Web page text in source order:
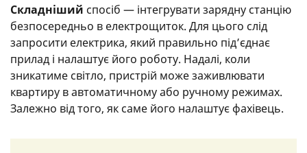
Складніший спосіб — інтегрувати зарядну станцію
безпосередньо в електрощиток. Для цього слід
запросити електрика, який правильно під’єднає
прилад і налаштує його роботу. Надалі, коли
зникатиме світло, пристрій може заживлювати
квартиру в автоматичному або ручному режимах.
Залежно від того, як саме його налаштує фахівець.